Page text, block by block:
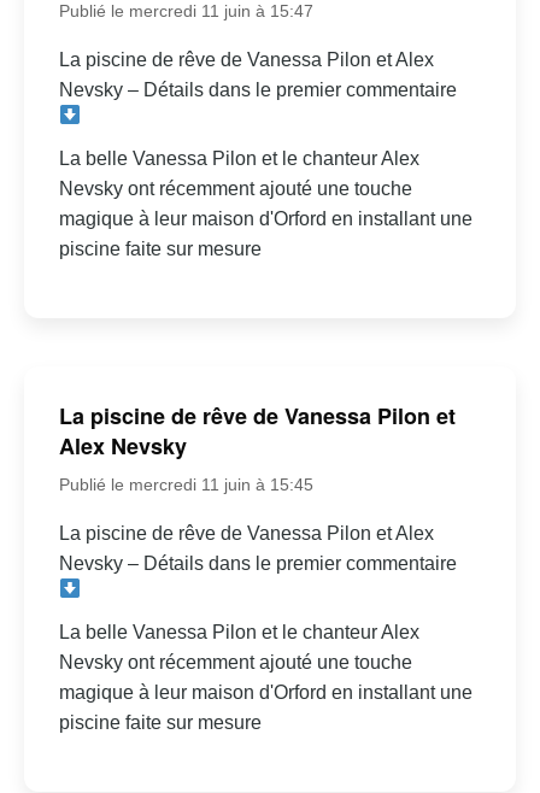
Publié le mercredi 11 juin à 15:47
La piscine de rêve de Vanessa Pilon et Alex
Nevsky – Détails dans le premier commentaire
La belle Vanessa Pilon et le chanteur Alex
Nevsky ont récemment ajouté une touche
magique à leur maison d'Orford en installant une
piscine faite sur mesure
La piscine de rêve de Vanessa Pilon et
Alex Nevsky
Publié le mercredi 11 juin à 15:45
La piscine de rêve de Vanessa Pilon et Alex
Nevsky – Détails dans le premier commentaire
La belle Vanessa Pilon et le chanteur Alex
Nevsky ont récemment ajouté une touche
magique à leur maison d'Orford en installant une
piscine faite sur mesure